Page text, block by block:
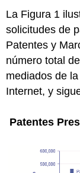
La Figura 1
solicitudes de
Patentes y
número total
mediados de
Internet, y
Patentes